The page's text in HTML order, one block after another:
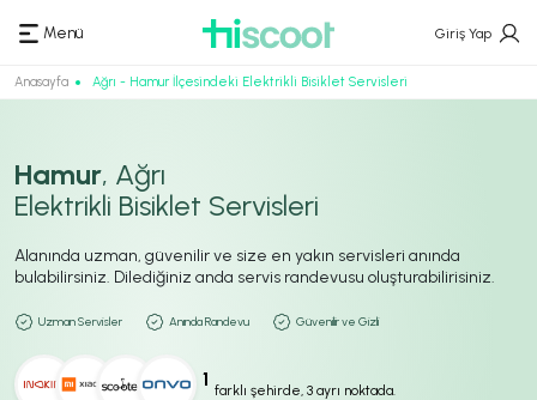
Menü Giriş Yap
Anasayfa Ağrı - Hamur İlçesindeki Elektrikli Bisiklet Servisleri
Hamur, Ağrı
Elektrikli Bisiklet Servisleri
Alanında uzman, güvenilir ve size en yakın servisleri anında
bulabilirsiniz. Dilediğiniz anda servis randevusu oluşturabilirisiniz.
Uzman Servisler Anında Randevu Güvenilir ve Gizli
1 farklı şehirde, 3 ayrı noktada.